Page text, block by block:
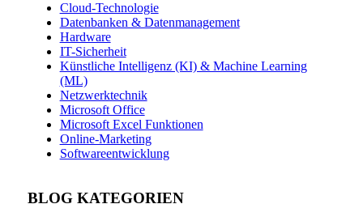
Cloud-Technologie
Datenbanken & Datenmanagement
Hardware
IT-Sicherheit
Künstliche Intelligenz (KI) & Machine Learning
(ML)
Netzwerktechnik
Microsoft Office
Microsoft Excel Funktionen
Online-Marketing
Softwareentwicklung
BLOG KATEGORIEN